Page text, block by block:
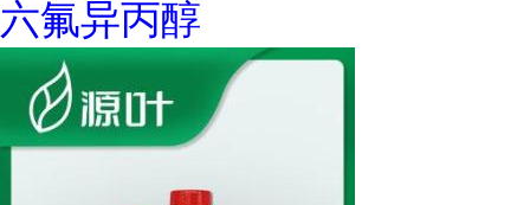
六氟异丙醇